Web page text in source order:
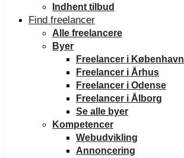
Indhent tilbud
Find freelancer
Alle freelancere
Byer
Freelancer i København
Freelancer i Århus
Freelancer i Odense
Freelancer i Ålborg
Se alle byer
Kompetencer
Webudvikling
Annoncering